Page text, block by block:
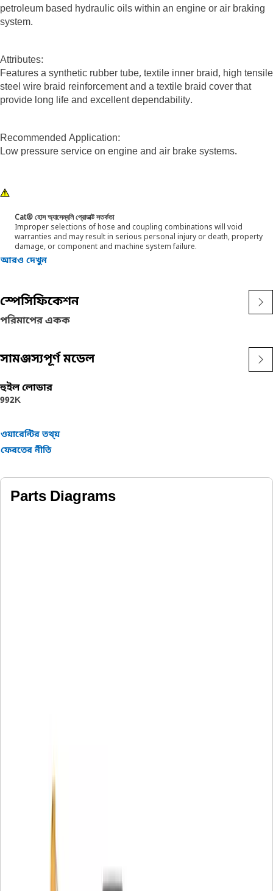
petroleum based hydraulic oils within an engine or air braking
system.
Attributes:
Features a synthetic rubber tube, textile inner braid, high tensile
steel wire braid reinforcement and a textile braid cover that
provide long life and excellent dependability.
Recommended Application:
Low pressure service on engine and air brake systems.
Cat® হোস অ্যাসেম্বলি প্রোডাক্ট সতর্কতা
Improper selections of hose and coupling combinations will void
warranties and may result in serious personal injury or death, property
damage, or component and machine system failure.
আরও দেখুন
স্পেসিফিকেশন
পরিমাপের একক
সামঞ্জস্যপূর্ণ মডেল
হুইল লোডার
992K
ওয়ারেন্টির তথ্য়
ফেরতের নীতি
Parts Diagrams